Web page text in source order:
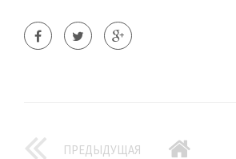
ПРЕДЫДУЩАЯ